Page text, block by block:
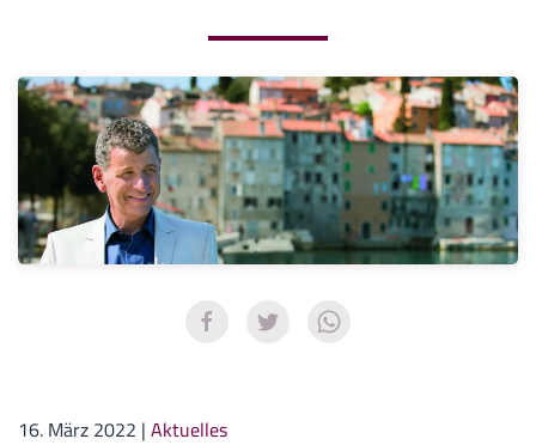
16. März 2022 | Aktuelles